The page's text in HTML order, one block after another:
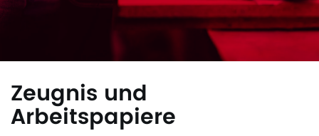
Zeugnis und
Arbeitspapiere